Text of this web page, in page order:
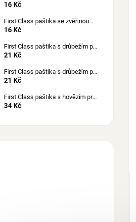
kočky 100 g
16 Kč
First Class paštika se zvěřinou
pro kočky 100 g
16 Kč
First Class paštika s drůbežím pro
štěňata 150 g
21 Kč
First Class paštika s drůbežím pro
psy 150 g
21 Kč
First Class paštika s hovězím pro
psy 300 g
34 Kč